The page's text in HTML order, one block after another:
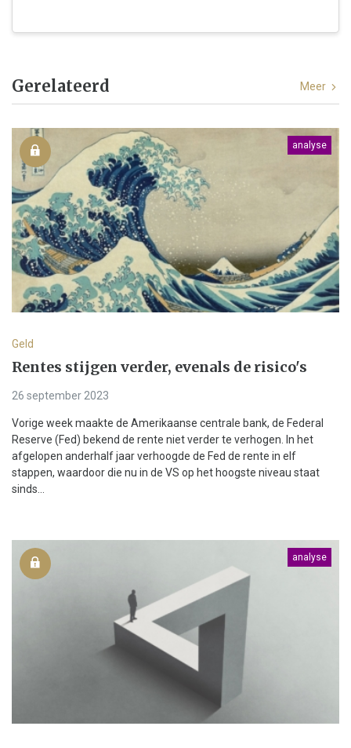
Gerelateerd Meer
analyse
Geld
Rentes stijgen verder, evenals de risico's
26 september 2023
Vorige week maakte de Amerikaanse centrale bank, de Federal
Reserve (Fed) bekend de rente niet verder te verhogen. In het
afgelopen anderhalf jaar verhoogde de Fed de rente in elf
stappen, waardoor die nu in de VS op het hoogste niveau staat
sinds...
analyse